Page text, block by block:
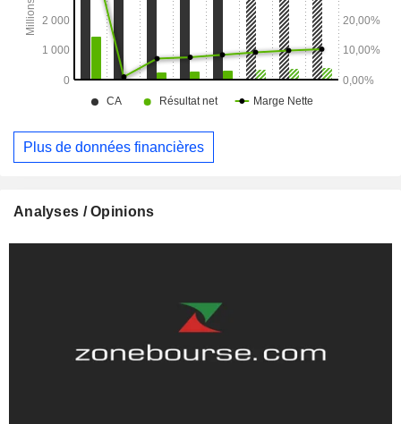
Plus de données financières
Analyses / Opinions